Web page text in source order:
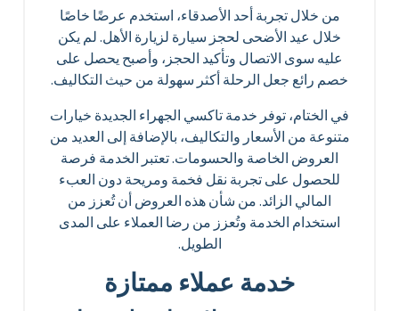
من خلال تجربة أحد الأصدقاء، استخدم عرضًا خاصًا
خلال عيد الأضحى لحجز سيارة لزيارة الأهل. لم يكن
عليه سوى الاتصال وتأكيد الحجز، وأصبح يحصل على
خصم رائع جعل الرحلة أكثر سهولة من حيث التكاليف.
في الختام، توفر خدمة تاكسي الجهراء الجديدة خيارات
متنوعة من الأسعار والتكاليف، بالإضافة إلى العديد من
العروض الخاصة والحسومات. تعتبر الخدمة فرصة
للحصول على تجربة نقل فخمة ومريحة دون العبء
المالي الزائد. من شأن هذه العروض أن تُعزز من
استخدام الخدمة وتُعزز من رضا العملاء على المدى
الطويل.
خدمة عملاء ممتازة